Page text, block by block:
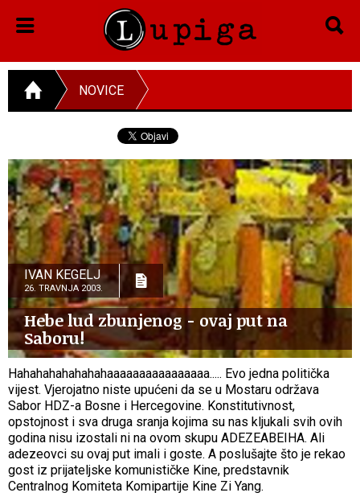
NOVICE
IVAN KEGELJ
26. TRAVNJA 2003.
Hebe lud zbunjenog - ovaj put na
Saboru!
Hahahahahahahahaaaaaaaaaaaaaaaa..... Evo jedna politička
vijest. Vjerojatno niste upućeni da se u Mostaru održava
Sabor HDZ-a Bosne i Hercegovine. Konstitutivnost,
opstojnost i sva druga sranja kojima su nas kljukali svih ovih
godina nisu izostali ni na ovom skupu ADEZEABEIHA. Ali
adezeovci su ovaj put imali i goste. A poslušajte što je rekao
gost iz prijateljske komunističke Kine, predstavnik
Centralnog Komiteta Komipartije Kine Zi Yang.